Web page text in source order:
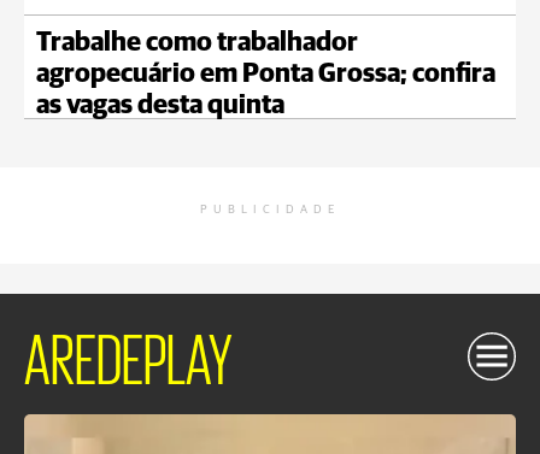
Trabalhe como trabalhador
agropecuário em Ponta Grossa; confira
as vagas desta quinta
PUBLICIDADE
AREDEPLAY